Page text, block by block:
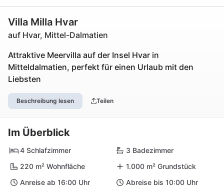
Villa Milla Hvar
auf Hvar, Mittel-Dalmatien
Attraktive Meervilla auf der Insel Hvar in
Mitteldalmatien, perfekt für einen Urlaub mit den
Liebsten
Beschreibung lesen Teilen
Im Überblick
4 Schlafzimmer
3 Badezimmer
220 m² Wohnfläche
1.000 m² Grundstück
Anreise ab 16:00 Uhr
Abreise bis 10:00 Uhr